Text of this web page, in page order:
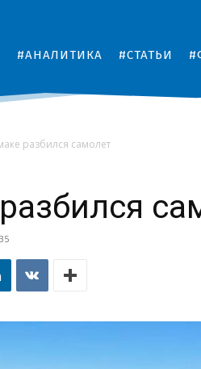
#АНАЛИТИКА #СТАТЬИ
разбился самолет